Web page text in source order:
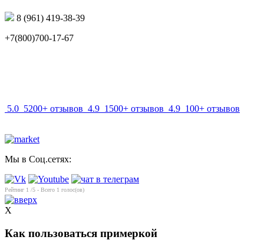
8 (961) 419-38-39
+7(800)700-17-67
5.0 5200+ отзывов 4.9 1500+ отзывов 4.9 100+ отзывов
Мы в Соц.сетях:
Рейтинг 1 /5 - Всего 1 голос(ов)
X
Как пользоваться примеркой